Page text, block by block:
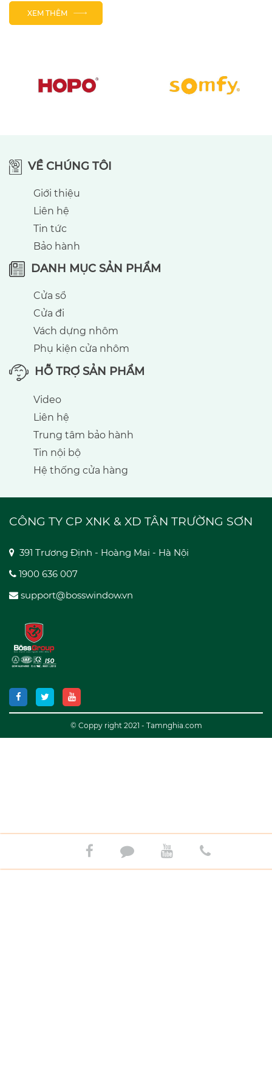
XEM THÊM
VỀ CHÚNG TÔI
Giới thiệu
Liên hệ
Tin tức
Bảo hành
DANH MỤC SẢN PHẨM
Cửa sổ
Cửa đi
Vách dựng nhôm
Phụ kiện cửa nhôm
HỖ TRỢ SẢN PHẨM
Video
Liên hệ
Trung tâm bảo hành
Tin nội bộ
Hệ thống cửa hàng
CÔNG TY CP XNK & XD TÂN TRƯỜNG SƠN
391 Trương Định - Hoàng Mai - Hà Nội
1900 636 007
support@bosswindow.vn
© Coppy right 2021 - Tamnghia.com